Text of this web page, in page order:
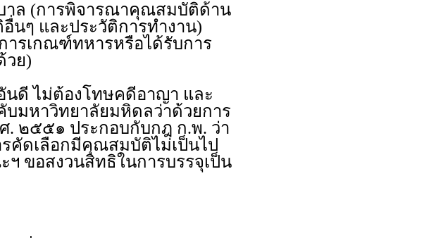
าล (การพิจารณาคุณสมบัติด้าน
ๆ และประวัติการทำงาน)
ารเกณฑ์ทหารหรือได้รับการ
วย)
นดี ไม่ต้องโทษคดีอาญา และ
มหาวิทยาลัยมหิดลว่าด้วยการ
. ๒๕๕๑ ประกอบกับกฎ ก.พ. ว่า
คัดเลือกมีคุณสมบัติไม่เป็นไป
ขอสงวนสิทธิในการบรรจุเป็น